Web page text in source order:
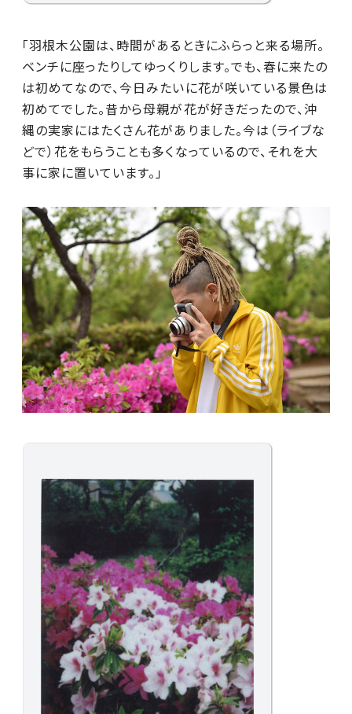
「羽根木公園は、時間があるときにふらっと来る場所。
ベンチに座ったりしてゆっくりします。でも、春に来たの
は初めてなので、今日みたいに花が咲いている景色は
初めてでした。昔から母親が花が好きだったので、沖
縄の実家にはたくさん花がありました。今は（ライブな
どで）花をもらうことも多くなっているので、それを大
事に家に置いています。」